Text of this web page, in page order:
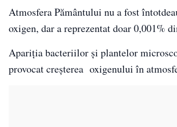
Atmosfera Pământului nu a fost
oxigen, dar a reprezentat doar
Apariția bacteriilor și plantelor
provocat creșterea oxigenului în